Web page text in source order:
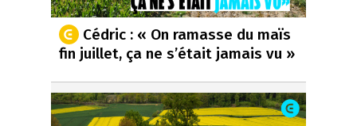
Cédric : « On ramasse du maïs
fin juillet, ça ne s’était jamais vu »